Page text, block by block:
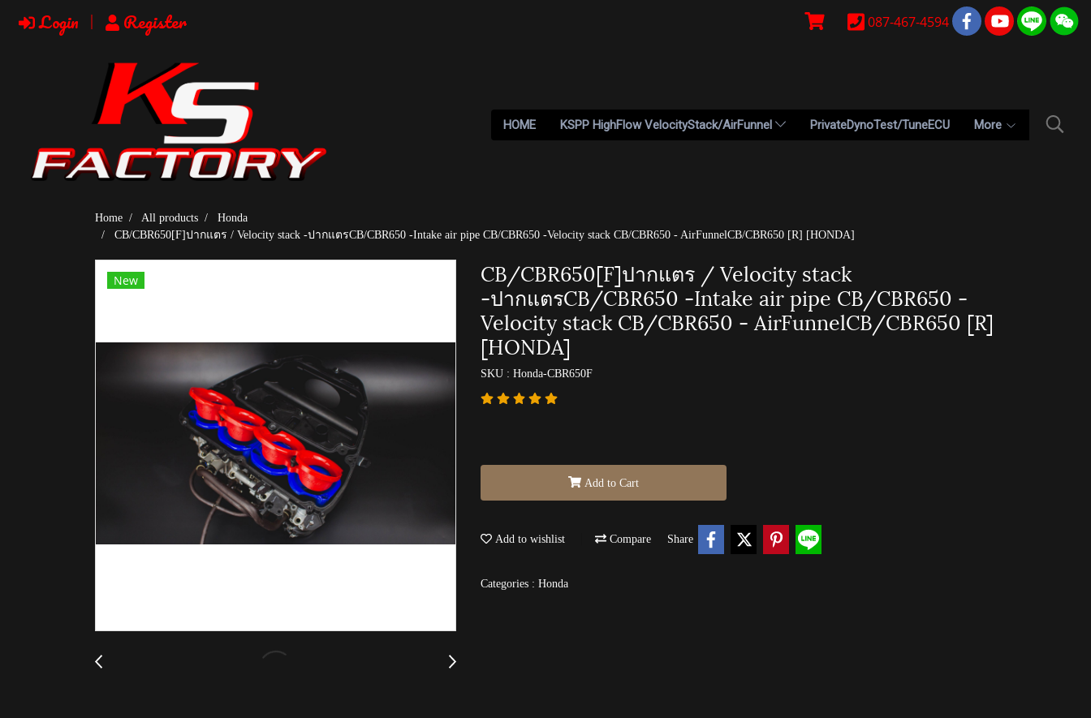
Login Register 087-467-4594
HOME KSPP HighFlow VelocityStack/AirFunnel PrivateDynoTest/TuneECU More
Home All products
Honda
CB/CBR650[F]ปากแตร / Velocity stack -ปากแตรCB/CBR650 -Intake air pipe CB/CBR650 -Velocity stack CB/CBR650 - AirFunnelCB/CBR650 [R] [HONDA]
New CB/CBR650[F]ปากแตร / Velocity stack
-ปากแตรCB/CBR650 -Intake air pipe CB/CBR650 -
Velocity stack CB/CBR650 - AirFunnelCB/CBR650 [R]
[HONDA]
SKU : Honda-CBR650F
Add to Cart
Add to wishlist Compare Share
Categories : Honda